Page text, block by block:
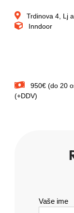
Trdinova 4, Lj
Inndoor
950€ (do 20
(+DDV)
Vaše ime